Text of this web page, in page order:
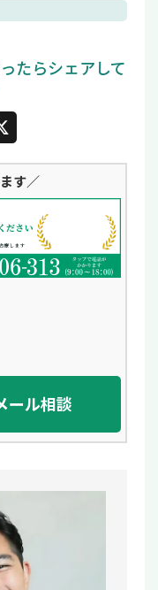
す／
ール相談